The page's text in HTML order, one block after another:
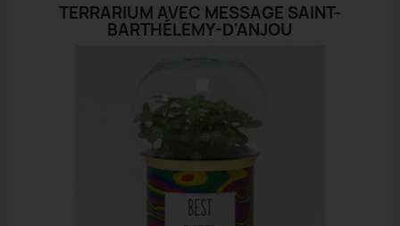
TERRARIUM AVEC MESSAGE SAINT-
BARTHÉLEMY-D'ANJOU